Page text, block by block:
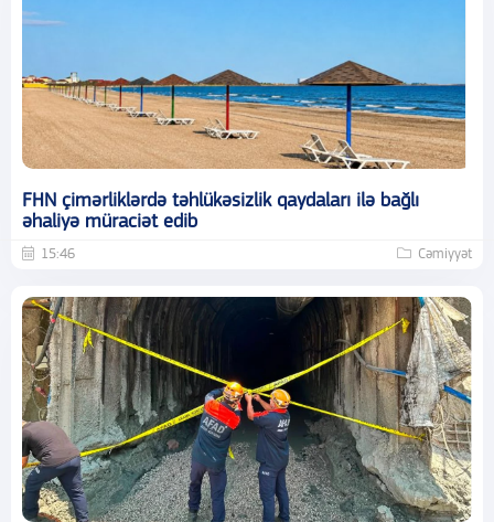
FHN çimərliklərdə təhlükəsizlik qaydaları ilə bağlı
əhaliyə müraciət edib
15:46 Cəmiyyət